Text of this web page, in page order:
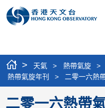
> 天氣 > 熱帶氣旋 >
熱帶氣旋年刊
> 二零一六熱
二零一六熱帶